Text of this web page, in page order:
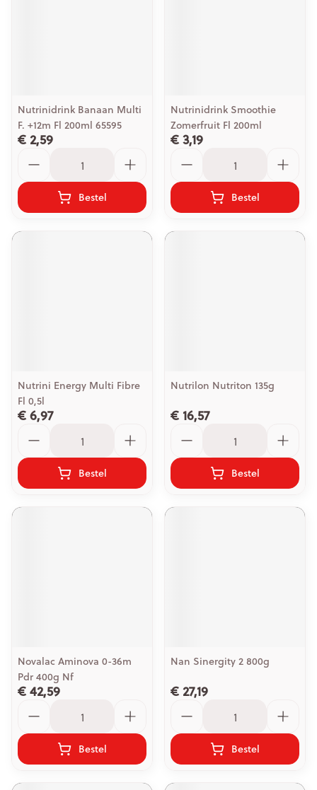
Nutrinidrink Banaan Multi
F. +12m Fl 200ml 65595
€ 2,59
Bestel
Nutrinidrink Smoothie
Zomerfruit Fl 200ml
€ 3,19
Bestel
Nutrini Energy Multi Fibre
Fl 0,5l
€ 6,97
Bestel
Nutrilon Nutriton 135g
€ 16,57
Bestel
Novalac Aminova 0-36m
Pdr 400g Nf
€ 42,59
Bestel
Nan Sinergity 2 800g
€ 27,19
Bestel